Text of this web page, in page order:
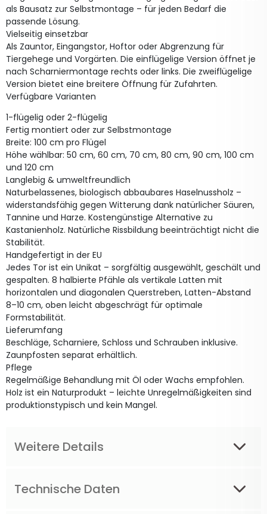
als Bausatz zur Selbstmontage – für jeden Bedarf die
passende Lösung.
Vielseitig einsetzbar
Als Zauntor, Eingangstor, Hoftor oder Abgrenzung für
Tiergehege und Vorgärten. Die einflügelige Version öffnet je
nach Scharniermontage rechts oder links. Die zweiflügelige
Version bietet eine breitere Öffnung für Zufahrten.
Verfügbare Varianten
1-flügelig oder 2-flügelig
Fertig montiert oder zur Selbstmontage
Breite: 100 cm pro Flügel
Höhe wählbar: 50 cm, 60 cm, 70 cm, 80 cm, 90 cm, 100 cm
und 120 cm
Langlebig & umweltfreundlich
Naturbelassenes, biologisch abbaubares Haselnussholz –
widerstandsfähig gegen Witterung dank natürlicher Säuren,
Tannine und Harze. Kostengünstige Alternative zu
Kastanienholz. Natürliche Rissbildung beeinträchtigt nicht die
Stabilität.
Handgefertigt in der EU
Jedes Tor ist ein Unikat – sorgfältig ausgewählt, geschält und
gespalten. 8 halbierte Pfähle als vertikale Latten mit
horizontalen und diagonalen Querstreben, Latten-Abstand
8–10 cm, oben leicht abgeschrägt für optimale
Formstabilität.
Lieferumfang
Beschläge, Scharniere, Schloss und Schrauben inklusive.
Zaunpfosten separat erhältlich.
Pflege
Regelmäßige Behandlung mit Öl oder Wachs empfohlen.
Holz ist ein Naturprodukt – leichte Unregelmäßigkeiten sind
produktionstypisch und kein Mangel.
Weitere Details
Technische Daten